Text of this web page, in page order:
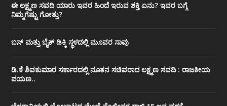
ಈ ಲಕ್ಷ್ಮಣ ಸವದಿ ಯಾರು ಇವರ ಹಿಂದೆ ಇರುವ ಶಕ್ತಿ ಏನು? ಇವರ ಬಗ್ಗೆ
ನಿಮ್ಮಗೆಷ್ಟು ಗೋತ್ತು?
ಬಸ್ ಮತ್ತು ಬೈಕ್ ಡಿಕ್ಕಿ ಸ್ಥಳದಲ್ಲಿ ಮೂವರ ಸಾವು
ಡಿ.ಕೆ ಶಿವಕುಮಾರ ಸರ್ಕಾರದಲ್ಲಿ ನೂತನ ಸಚಿವರಾದ ಲಕ್ಷ್ಮಣ ಸವದಿ : ರಾಜಕೀಯ
ಪಯಣ..